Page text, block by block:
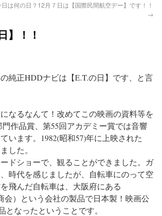
日は何の日？12月７日は【国際民間航空デー】です！！
→
】！！
純正HDDナビは【E.T.の日】です、と言
なるなんて！改めてこの映画の資料等を
作品賞、第55回アカデミー賞では音響
います。1982(昭和57)年に上映された
した。
ドショーで、観ることができました。ガ
時代を感じましたが、自転車にのって空
飛んだ自転車は、大阪府にある
）という会社の製品で日本製！映画公
なったということです。